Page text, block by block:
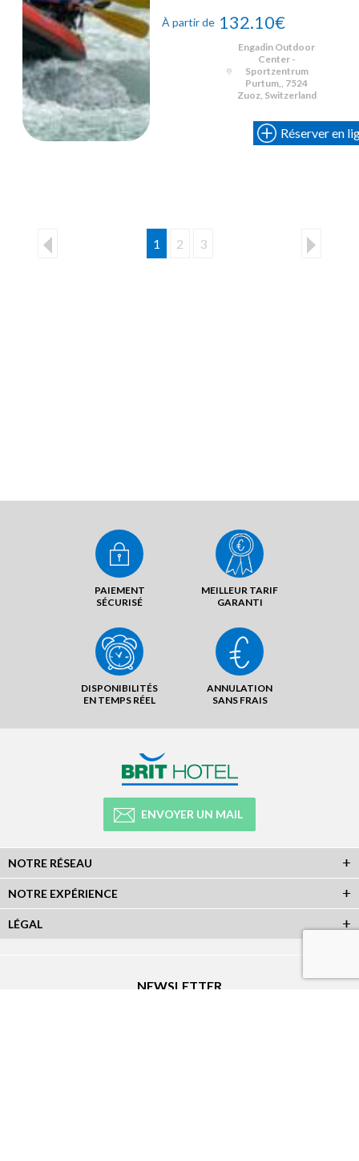
À partir de 132.10€
Engadin Outdoor
Center -
Sportzentrum
Purtum,, 7524
Zuoz, Switzerland
Réserver en
1 2 3
PAIEMENT
SÉCURISÉ
MEILLEUR TARIF
GARANTI
DISPONIBILITÉS
EN TEMPS RÉEL
ANNULATION
SANS FRAIS
ENVOYER UN MAIL
NOTRE RÉSEAU
NOTRE EXPÉRIENCE
LÉGAL
NEWSLETTER